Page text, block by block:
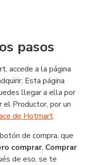
pasos
accede a la página
Esta página
llegar a ella por
el Productor, por un
de Hotmart.
de compra, que
comprar, Comprar
de eso, se te